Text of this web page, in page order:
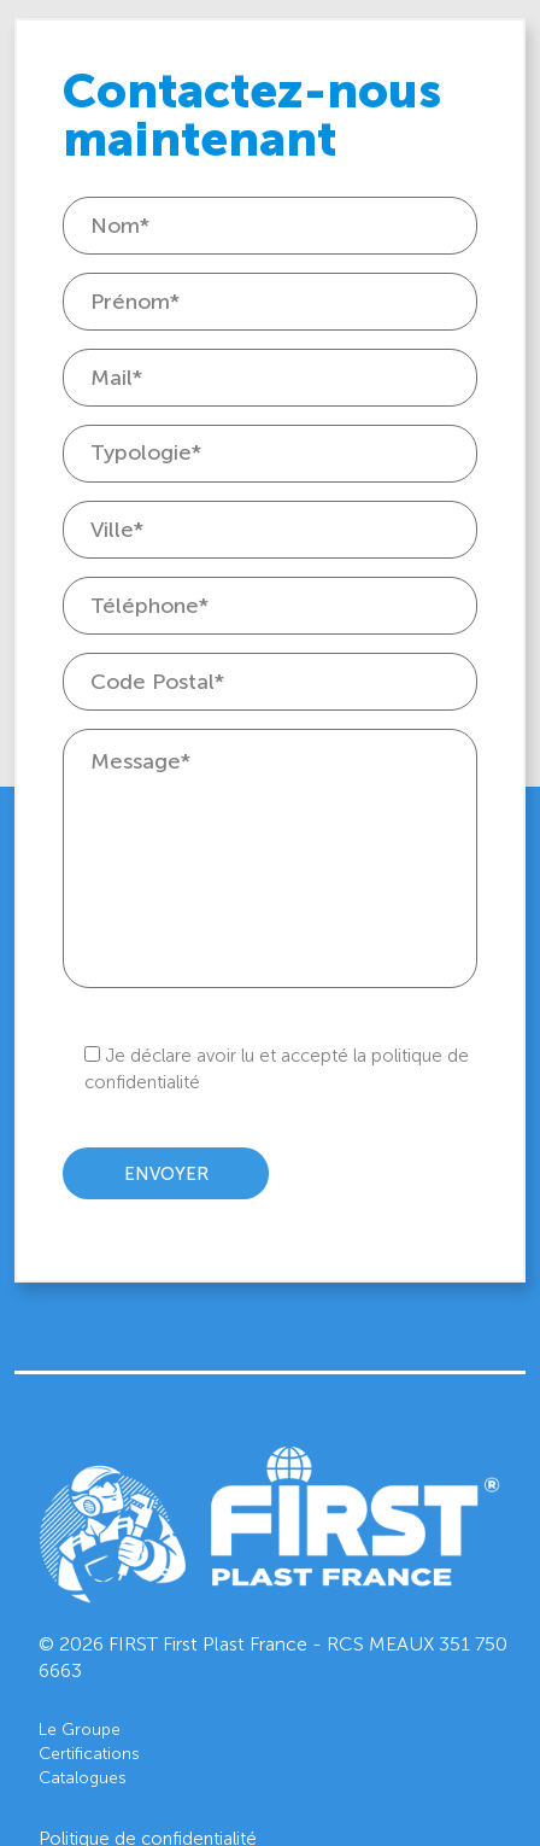
Contactez-nous
maintenant
Je déclare avoir lu et accepté la politique de
confidentialité
© 2026 FIRST First Plast France - RCS MEAUX 351 750
6663
Le Groupe
Certifications
Catalogues
Politique de confidentialité